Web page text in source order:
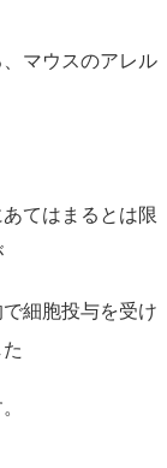
マウスのアレル
てはまるとは限
細胞投与を受け